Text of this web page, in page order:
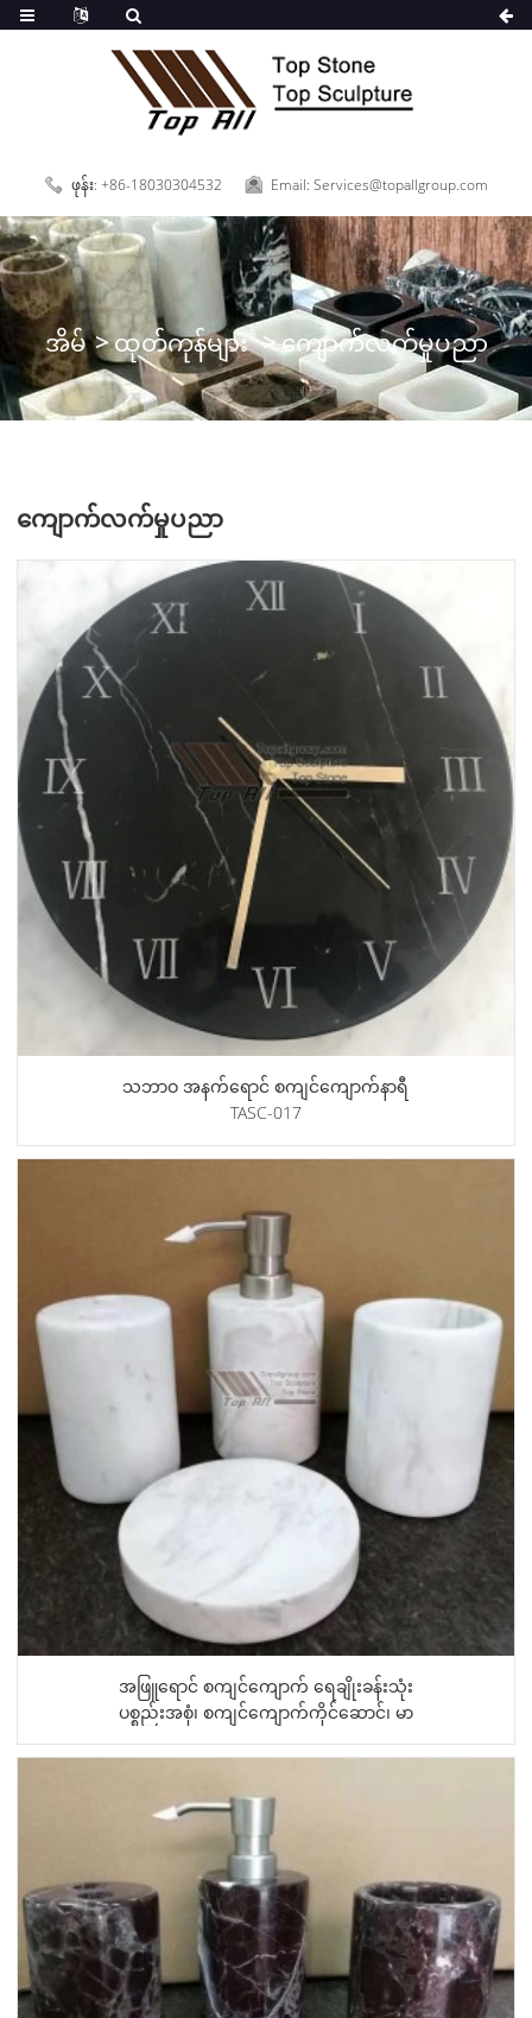
ဖုန်း: +86-18030304532 Email: Services@topallgroup.com
အိမ် ထုတ်ကုန်များ ကျောက်လက်မှုပညာ
ကျောက်လက်မှုပညာ
သဘာဝ အနက်ရောင် စကျင်ကျောက်နာရီ
TASC-017
အဖြူရောင် စကျင်ကျောက် ရေချိုးခန်းသုံး
ပစ္စည်းအစုံ၊ စကျင်ကျောက်ကိုင်ဆောင်၊ မာ